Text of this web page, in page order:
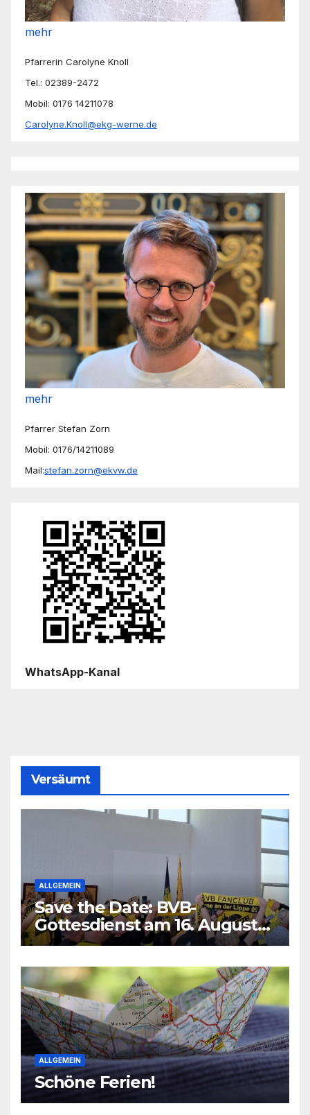
mehr
Pfarrerin Carolyne Knoll
Tel.: 02389-2472
Mobil: 0176 14211078
Carolyne.Knoll@ekg-werne.de
mehr
Pfarrer Stefan Zorn
Mobil: 0176/14211089
Mail:stefan.zorn@ekvw.de
WhatsApp-Kanal
Versäumt
ALLGEMEIN
Save the Date: BVB-
Gottesdienst am 16. August
2026
ALLGEMEIN
Schöne Ferien!